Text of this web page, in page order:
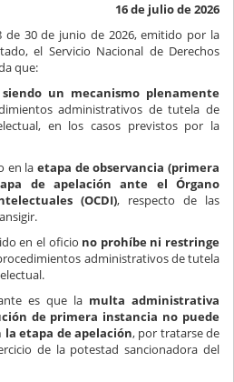
16 de julio de 2026
de 30 de junio de 2026, emitido por la
el Servicio Nacional de Derechos
que:
un mecanismo plenamente
administrativos de tutela de
en los casos previstos por la
en la etapa de observancia (primera
de apelación ante el Órgano
(OCDI), respecto de las
en el oficio no prohíbe ni restringe
administrativos de tutela
es que la multa administrativa
de primera instancia no puede
etapa de apelación, por tratarse de
de la potestad sancionadora del